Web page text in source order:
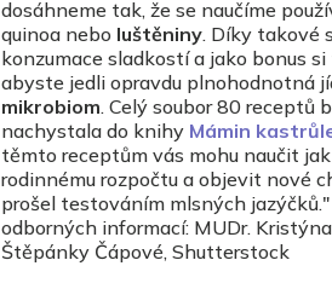
dosáhneme tak, že se naučíme
quinoa nebo luštěniny. Díky takové
konzumace sladkostí a jako bonus
abyste jedli opravdu plnohodnotná
mikrobiom. Celý soubor 80 receptů
nachystala do knihy Mámin
těmto receptům vás mohu naučit
rodinnému rozpočtu a objevit nové
prošel testováním mlsných
odborných informací: MUDr.
Štěpánky Čápové, Shutterstock